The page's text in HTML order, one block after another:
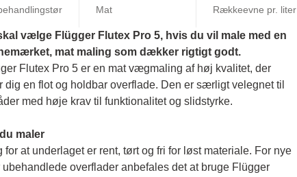
Mat
Rækkeevne pr. liter
vælge Flügger Flutex Pro 5, hvis du vil male med en
mat maling som dækker rigtigt godt.
Flutex Pro 5 er en mat vægmaling af høj kvalitet, der
dig en flot og holdbar overflade. Den er særligt velegnet til
med høje krav til funktionalitet og slidstyrke.
maler
for at underlaget er rent, tørt og fri for løst materiale. For nye
ubehandlede overflader anbefales det at bruge Flügger